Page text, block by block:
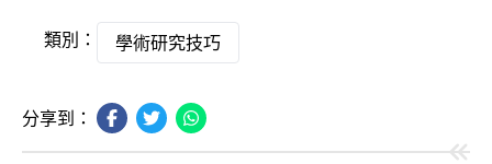
類別： 學術研究技巧
分享到：